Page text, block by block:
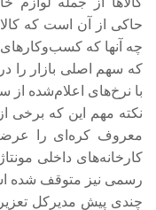
حاکی از آن است که
چه آنها که کسب‌وکارهای
که سهم اصلی بازار را
با نرخ‌های اعلام‌شده
نکته مهم این که برخی
معروف کره‌ای را
کارخانه‌های داخلی
رسمی نیز متوقف شده
چندی پیش مدیرکل